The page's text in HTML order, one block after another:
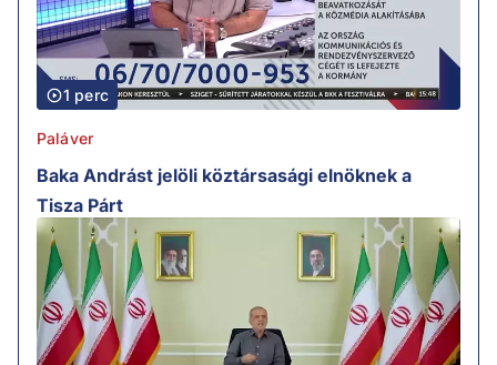
1 perc
Paláver
Baka Andrást jelöli köztársasági elnöknek a
Tisza Párt